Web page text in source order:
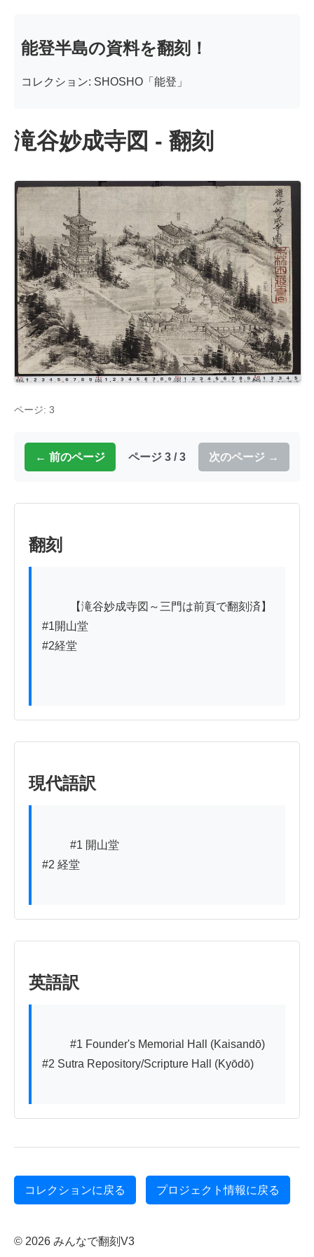
能登半島の資料を翻刻！
コレクション: SHOSHO「能登」
滝谷妙成寺図 - 翻刻
ページ: 3
← 前のページ ページ 3 / 3 次のページ →
翻刻
#1開山堂
#2経堂
現代語訳
#2 経堂
英語訳
#2 Sutra Repository/Scripture Hall (Kyōdō)
コレクションに戻る プロジェクト情報に戻る
© 2026 みんなで翻刻V3